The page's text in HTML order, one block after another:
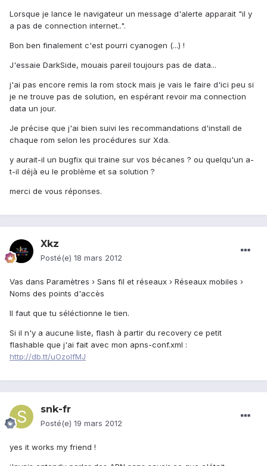
Lorsque je lance le navigateur un message d'alerte apparait "il y
a pas de connection internet..".
Bon ben finalement c'est pourri cyanogen (...) !
J'essaie DarkSide, mouais pareil toujours pas de data...
j'ai pas encore remis la rom stock mais je vais le faire d'ici peu si
je ne trouve pas de solution, en espérant revoir ma connection
data un jour.
Je précise que j'ai bien suivi les recommandations d'install de
chaque rom selon les procédures sur Xda.
y aurait-il un bugfix qui traine sur vos bécanes ? ou quelqu'un a-
t-il déjà eu le problème et sa solution ?
merci de vous réponses.
Xkz
Posté(e) 18 mars 2012
Vas dans Paramètres › Sans fil et réseaux › Réseaux mobiles ›
Noms des points d'accès
Il faut que tu séléctionne le tien.
Si il n'y a aucune liste, flash à partir du recovery ce petit
flashable que j'ai fait avec mon apns-conf.xml :
http://db.tt/uOzolfMJ
snk-fr
Posté(e) 19 mars 2012
yes it works my friend !